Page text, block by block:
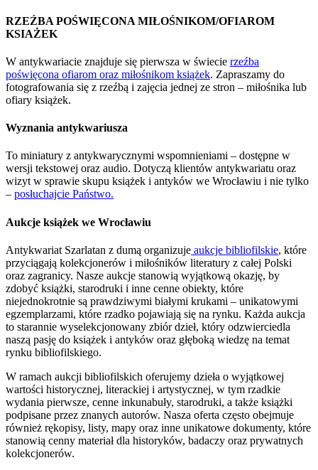
RZEŹBA POŚWIĘCONA MIŁOŚNIKOM/OFIAROM
KSIAŻEK
W antykwariacie znajduje się pierwsza w świecie rzeźba
poświęcona ofiarom oraz miłośnikom książek. Zapraszamy do
fotografowania się z rzeźbą i zajęcia jednej ze stron – miłośnika lub
ofiary książek.
Wyznania antykwariusza
To miniatury z antykwarycznymi wspomnieniami – dostępne w
wersji tekstowej oraz audio. Dotyczą klientów antykwariatu oraz
wizyt w sprawie skupu książek i antyków we Wrocławiu i nie tylko
– posłuchajcie Państwo.
Aukcje książek we Wrocławiu
Antykwariat Szarlatan z dumą organizuje aukcje bibliofilskie, które
przyciągają kolekcjonerów i miłośników literatury z całej Polski
oraz zagranicy. Nasze aukcje stanowią wyjątkową okazję, by
zdobyć książki, starodruki i inne cenne obiekty, które
niejednokrotnie są prawdziwymi białymi krukami – unikatowymi
egzemplarzami, które rzadko pojawiają się na rynku. Każda aukcja
to starannie wyselekcjonowany zbiór dzieł, który odzwierciedla
naszą pasję do książek i antyków oraz głęboką wiedzę na temat
rynku bibliofilskiego.
W ramach aukcji bibliofilskich oferujemy dzieła o wyjątkowej
wartości historycznej, literackiej i artystycznej, w tym rzadkie
wydania pierwsze, cenne inkunabuły, starodruki, a także książki
podpisane przez znanych autorów. Nasza oferta często obejmuje
również rękopisy, listy, mapy oraz inne unikatowe dokumenty, które
stanowią cenny materiał dla historyków, badaczy oraz prywatnych
kolekcjonerów.